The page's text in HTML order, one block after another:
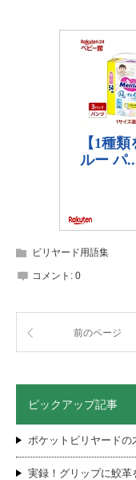
ビリヤード用語集
コメント: 0
前のページ
ピックアップ記事
ポケットビリヤードの
実録！グリップに鮫革